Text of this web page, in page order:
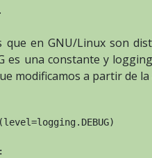
en GNU/Linux son
es una constante y
modificamos a partir de la